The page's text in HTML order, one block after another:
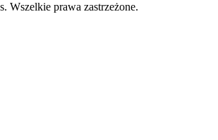
Wszelkie prawa zastrzeżone.